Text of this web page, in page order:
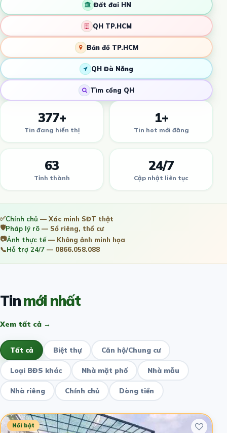
Đất đai HN
QH TP.HCM
Bản đồ TP.HCM
QH Đà Nẵng
Tìm cổng QH
377+
Tin đang hiển thị
1+
Tin hot mới đăng
63
Tỉnh thành
24/7
Cập nhật liên tục
✅Chính chủ — Xác minh SĐT thật
🛡️Pháp lý rõ — Sổ riêng, thổ cư
📷Ảnh thực tế— Không ảnh minh họa
📞Hỗ trợ 24/7 — 0866.058.088
Tinmới nhất
Xem tất cả →
Tất cả Biệt thự Căn hộ/Chung cư
Loại BĐS khác Nhà mặt phố Nhà mẫu
Nhà riêng Chính chủ Dòng tiền
Nổi bật